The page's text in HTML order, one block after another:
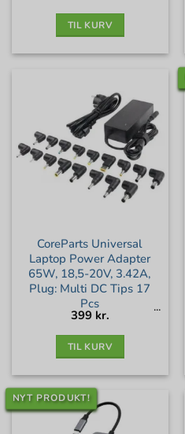
TIL KURV
CoreParts Universal
Laptop Power Adapter
65W, 18,5-20V, 3.42A,
Plug: Multi DC Tips 17
Pcs
399 kr.
TIL KURV
NYT PRODUKT!